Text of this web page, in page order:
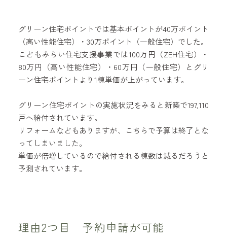
グリーン住宅ポイントでは基本ポイントが40万ポイント
（高い性能住宅）・30万ポイント（一般住宅）でした。
こどもみらい住宅支援事業では100万円（ZEH住宅）・
80万円（高い性能住宅）・60万円（一般住宅）とグリ
ーン住宅ポイントより1棟単価が上がっています。
グリーン住宅ポイントの実施状況をみると新築で197,110
戸へ給付されています。
リフォームなどもありますが、こちらで予算は終了とな
ってしまいました。
単価が倍増しているので給付される棟数は減るだろうと
予測されています。
理由2つ目 予約申請が可能